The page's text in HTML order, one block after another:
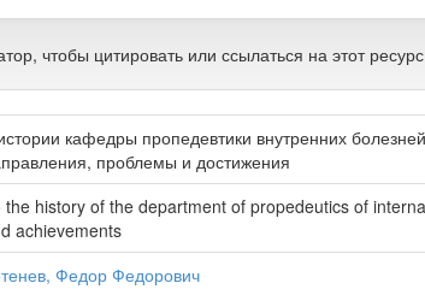
чтобы цитировать или ссылаться на этот
кафедры пропедевтики внутренних
проблемы и достижения
the history of the department of propedeutics of
achievements
Федор Федорович